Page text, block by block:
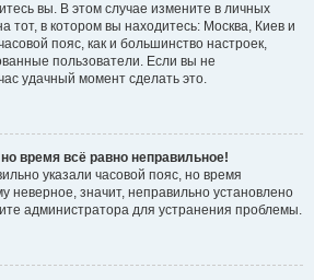
вы. В этом случае измените в личных
тот, в котором вы находитесь: Москва, Киев и
пояс, как и большинство настроек,
пользователи. Если вы не
удачный момент сделать это.
время всё равно неправильное!
указали часовой пояс, но время
неверное, значит, неправильно установлено
администратора для устранения проблемы.